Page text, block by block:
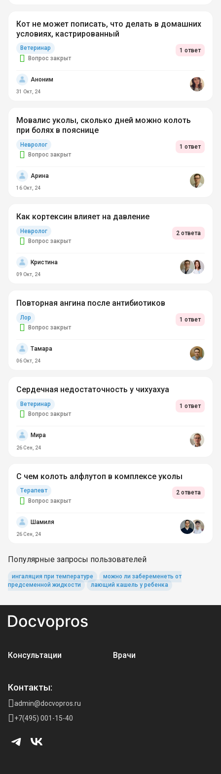
Кот не может пописать, что делать в домашних
условиях, кастрированный
Ветеринар
Вопрос закрыт
1 ответ
Аноним
31 Окт, 24
Мовалис уколы, сколько дней можно колоть
при болях в пояснице
Невролог
Вопрос закрыт
1 ответ
Арина
16 Окт, 24
Как кортексин влияет на давление
Невролог
Вопрос закрыт
2 ответа
Кристина
09 Окт, 24
Повторная ангина после антибиотиков
Лор
Вопрос закрыт
1 ответ
Тамара
06 Окт, 24
Сердечная недостаточность у чихуахуа
Ветеринар
Вопрос закрыт
1 ответ
Мира
26 Сен, 24
С чем колоть алфлутоп в комплексе уколы
Терапевт
Вопрос закрыт
2 ответа
Шамиля
26 Сен, 24
Популярные запросы пользователей
ингаляция при температуре
можно ли забеременеть от
предсеменной жидкости
лающий кашель у ребенка
Консультации Врачи
Контакты:
admin@docvopros.ru
+7(495) 001-15-40